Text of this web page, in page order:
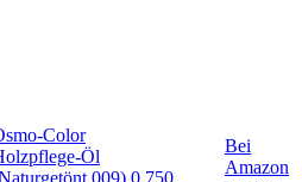
Color
Öl
009) 0,750
Bei
Amazon